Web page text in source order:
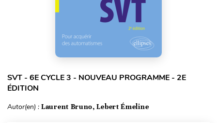
SVT - 6E CYCLE 3 - NOUVEAU PROGRAMME - 2E
ÉDITION
Autor(en) : Laurent Bruno, Lebert Émeline